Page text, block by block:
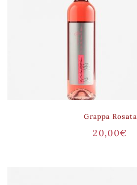
Grappa Rosata
20,00€